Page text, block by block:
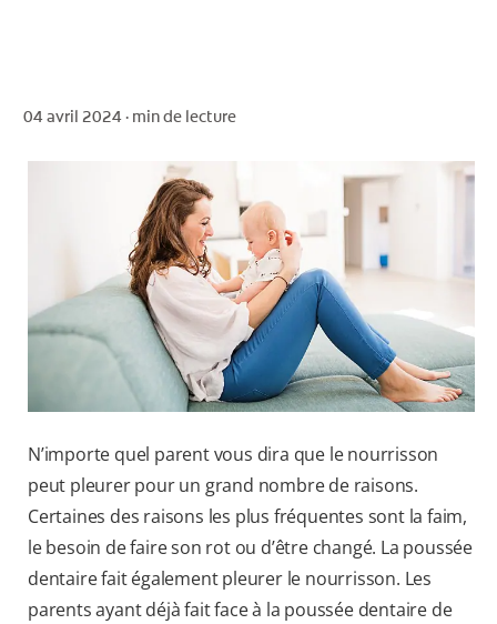
CH (FR)
04 avril 2024 · min de lecture
N’importe quel parent vous dira que le nourrisson
peut pleurer pour un grand nombre de raisons.
Certaines des raisons les plus fréquentes sont la faim,
le besoin de faire son rot ou d’être changé. La poussée
dentaire fait également pleurer le nourrisson. Les
parents ayant déjà fait face à la poussée dentaire de